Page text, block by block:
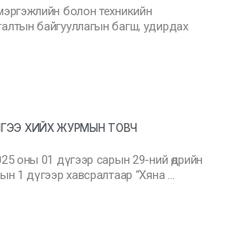
болон техникийн
байгууллагын багш, удирдах
ХИЙХ ЖУРМЫН ТОВЧ
оны 01 дүгээр сарын 29-ний өдрийн
1 дүгээр хавсралтаар “Хяна …